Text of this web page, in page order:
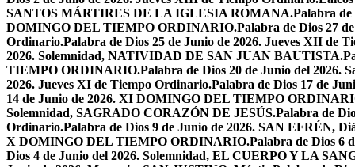
SANTOS MÁRTIRES DE LA IGLESIA ROMANA.Palabra de
DOMINGO DEL TIEMPO ORDINARIO.Palabra de Dios 27
Ordinario.Palabra de Dios 25 de Junio de 2026. Jueves XII de
2026. Solemnidad, NATIVIDAD DE SAN JUAN BAUTISTA.
TIEMPO ORDINARIO.Palabra de Dios 20 de Junio del 2026.
2026. Jueves XI de Tiempo Ordinario.Palabra de Dios 17 de
14 de Junio de 2026. XI DOMINGO DEL TIEMPO
Solemnidad, SAGRADO CORAZÓN DE JESÚS.Palabra de
Ordinario.Palabra de Dios 9 de Junio de 2026. SAN EFRÉN,
X DOMINGO DEL TIEMPO ORDINARIO.Palabra de Dios 6
Dios 4 de Junio del 2026. Solemnidad, EL CUERPO Y LA